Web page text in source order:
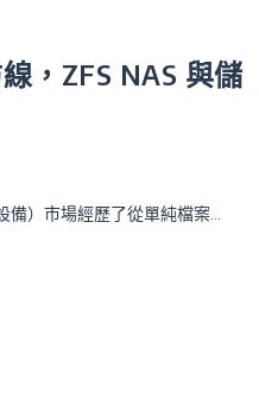
，ZFS NAS 與儲
備）市場經歷了從單純檔案...